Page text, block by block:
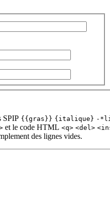
SPIP {{gras}} {italique} -
et le code HTML <q> <del>
des lignes vides.